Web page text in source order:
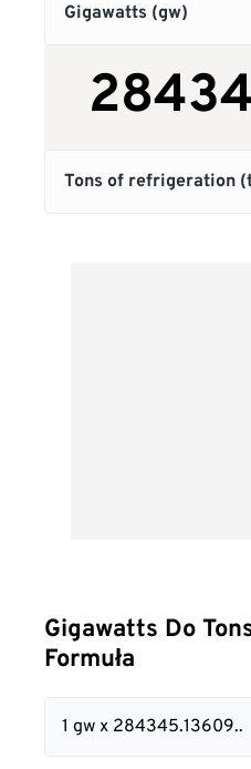
Gigawatts Do
Formuła
1 gw x 284345.13609..